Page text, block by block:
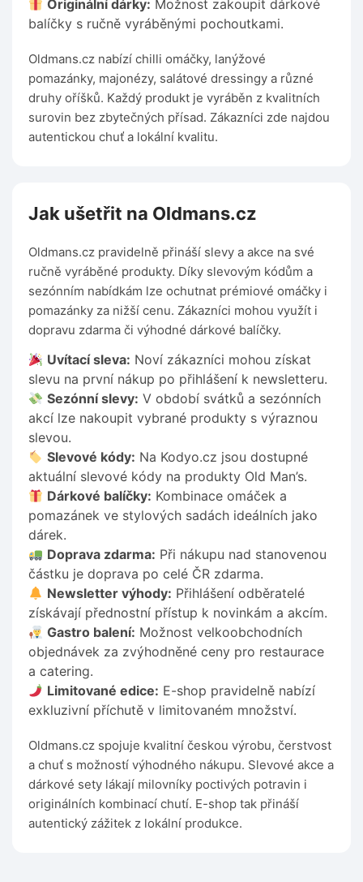
Originální dárky: Možnost zakoupit dárkové
balíčky s ručně vyráběnými pochoutkami.
Oldmans.cz nabízí chilli omáčky, lanýžové
pomazánky, majonézy, salátové dressingy a různé
druhy oříšků. Každý produkt je vyráběn z kvalitních
surovin bez zbytečných přísad. Zákazníci zde najdou
autentickou chuť a lokální kvalitu.
Jak ušetřit na Oldmans.cz
Oldmans.cz pravidelně přináší slevy a akce na své
ručně vyráběné produkty. Díky slevovým kódům a
sezónním nabídkám lze ochutnat prémiové omáčky i
pomazánky za nižší cenu. Zákazníci mohou využít i
dopravu zdarma či výhodné dárkové balíčky.
Uvítací sleva: Noví zákazníci mohou získat
slevu na první nákup po přihlášení k newsletteru.
Sezónní slevy: V období svátků a sezónních
akcí lze nakoupit vybrané produkty s výraznou
slevou.
Slevové kódy: Na Kodyo.cz jsou dostupné
aktuální slevové kódy na produkty Old Man’s.
Dárkové balíčky: Kombinace omáček a
pomazánek ve stylových sadách ideálních jako
dárek.
Doprava zdarma: Při nákupu nad stanovenou
částku je doprava po celé ČR zdarma.
Newsletter výhody: Přihlášení odběratelé
získávají přednostní přístup k novinkám a akcím.
Gastro balení: Možnost velkoobchodních
objednávek za zvýhodněné ceny pro restaurace
a catering.
Limitované edice: E-shop pravidelně nabízí
exkluzivní příchutě v limitovaném množství.
Oldmans.cz spojuje kvalitní českou výrobu, čerstvost
a chuť s možností výhodného nákupu. Slevové akce a
dárkové sety lákají milovníky poctivých potravin i
originálních kombinací chutí. E-shop tak přináší
autentický zážitek z lokální produkce.